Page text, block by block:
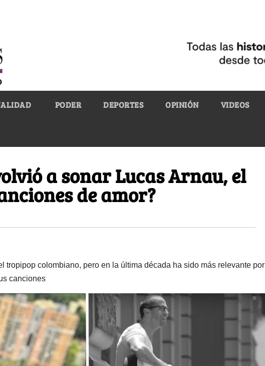
PODER DEPORTES OPINIÓN VIDEOS
a sonar Lucas Arnau, el
de amor?
tropipop colombiano, pero en la última década ha sido más relevante por
canciones